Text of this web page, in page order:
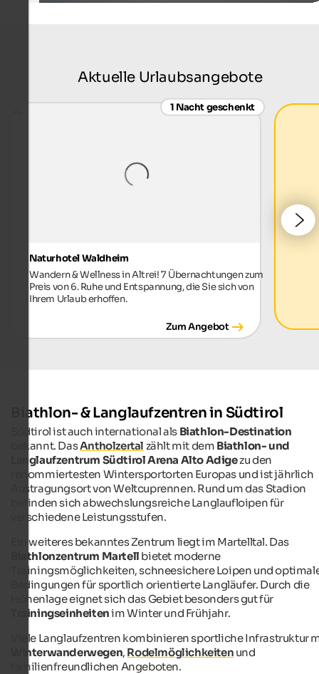
Aktuelle Urlaubsangebote
1 Nacht geschenkt
Naturhotel Waldheim
Wandern & Wellness in Altrei! 7 Übernachtungen zum
Preis von 6. Ruhe und Entspannung, die Sie sich von
Ihrem Urlaub erhoffen.
Zum Angebot
Biathlon- & Langlaufzentren in Südtirol
Südtirol ist auch international als Biathlon-Destination
bekannt. DasAntholzertal zählt mit dem Biathlon- und
Langlaufzentrum Südtirol Arena Alto Adigezu den
renommiertesten Wintersportorten Europas und ist jährlich
Austragungsort von Weltcuprennen. Rund um das Stadion
befinden sich abwechslungsreiche Langlaufloipen für
verschiedene Leistungsstufen.
Ein weiteres bekanntes Zentrum liegt im Martelltal. Das
Biathlonzentrum Martell bietet moderne
Trainingsmöglichkeiten, schneesichere Loipen und
Bedingungen für sportlich orientierte Langläufer. Durch die
Höhenlage eignet sich das Gebiet besonders gut für
Trainingseinheitenim Winter und Frühjahr.
Viele Langlaufzentren kombinieren sportliche Infrastruktur
Winterwanderwegen, Rodelmöglichkeiten und
familienfreundlichen Angeboten.